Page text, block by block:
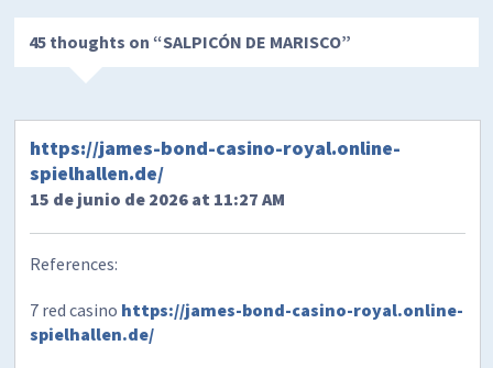
45 thoughts on “SALPICÓN DE MARISCO”
https://james-bond-casino-royal.online-
spielhallen.de/
15 de junio de 2026 at 11:27 AM
References:
7 red casino https://james-bond-casino-royal.online-
spielhallen.de/